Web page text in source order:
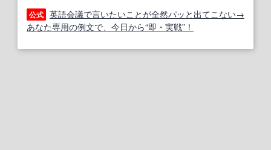
公式 英語会議で言いたいことが全然パッと出てこない→
あなた専用の例文で、今日から“即・実戦”！